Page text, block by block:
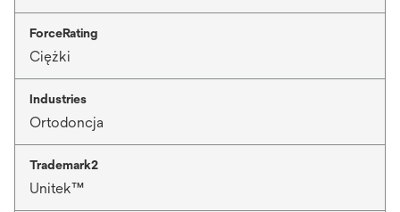
ForceRating
Ciężki
Industries
Ortodoncja
Trademark2
Unitek™